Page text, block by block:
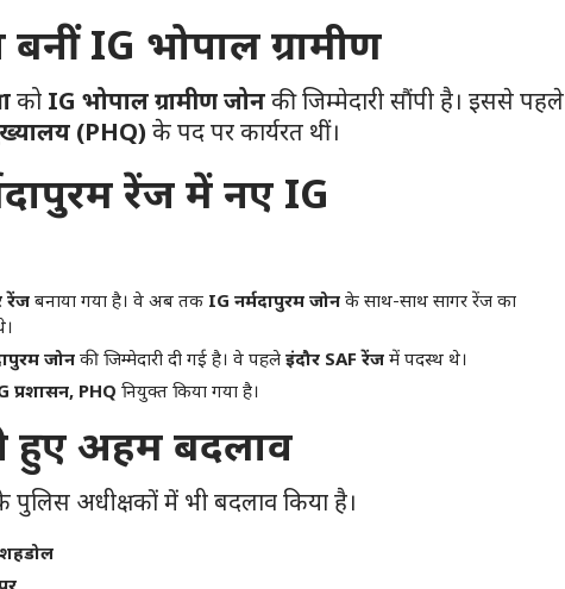
बनीं IG भोपाल ग्रामीण
को IG भोपाल ग्रामीण जोनकी जिम्मेदारी सौंपी है। इससे पहले
(PHQ) के पद पर कार्यरत थीं।
रेंज में नए IG
रेंज बनाया गया है। वे अब तक IG नर्मदापुरम जोन के साथ-साथ सागर रेंज का
जोन की जिम्मेदारी दी गई है। वे पहले इंदौर SAF रेंज में पदस्थ थे।
प्रशासन, PHQ नियुक्त किया गया है।
हुए अहम बदलाव
पुलिस अधीक्षकों में भी बदलाव किया है।